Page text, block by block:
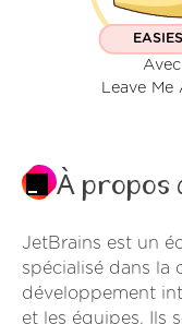
Avec
Leave Me
À propos
JetBrains est un
spécialisé dans la
développement
et les équipes. Ils